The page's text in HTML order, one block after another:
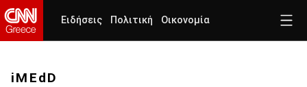
Ειδήσεις Πολιτική Οικονομία
iMEdD